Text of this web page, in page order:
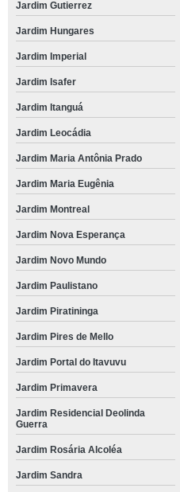
Jardim Gutierrez
Jardim Hungares
Jardim Imperial
Jardim Isafer
Jardim Itanguá
Jardim Leocádia
Jardim Maria Antônia Prado
Jardim Maria Eugênia
Jardim Montreal
Jardim Nova Esperança
Jardim Novo Mundo
Jardim Paulistano
Jardim Piratininga
Jardim Pires de Mello
Jardim Portal do Itavuvu
Jardim Primavera
Jardim Residencial Deolinda
Guerra
Jardim Rosária Alcoléa
Jardim Sandra